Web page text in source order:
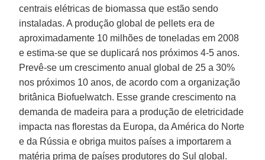
centrais elétricas de biomassa que estão sendo
instaladas. A produção global de pellets era de
aproximadamente 10 milhões de toneladas em 2008
e estima-se que se duplicará nos próximos 4-5 anos.
Prevê-se um crescimento anual global de 25 a 30%
nos próximos 10 anos, de acordo com a organização
britânica Biofuelwatch. Esse grande crescimento na
demanda de madeira para a produção de eletricidade
impacta nas florestas da Europa, da América do Norte
e da Rússia e obriga muitos países a importarem a
matéria prima de países produtores do Sul global.